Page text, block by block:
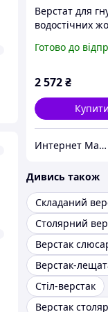
Верстат для
водостічних
Готово до
2 572₴
Купити
Интернет Магазин #Auto_Vida
Дивись також
Складаний
Столярний
Верстак
Верстак-
Стіл-верстак